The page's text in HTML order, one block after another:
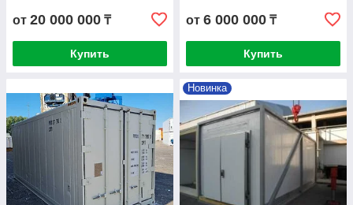
от 20 000 000 ₸
Купить
от 6 000 000 ₸
Купить
Новинка